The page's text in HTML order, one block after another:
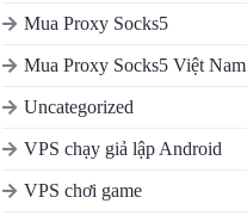
Mua Proxy Socks5
Mua Proxy Socks5 Việt Nam
Uncategorized
VPS chạy giả lập Android
VPS chơi game